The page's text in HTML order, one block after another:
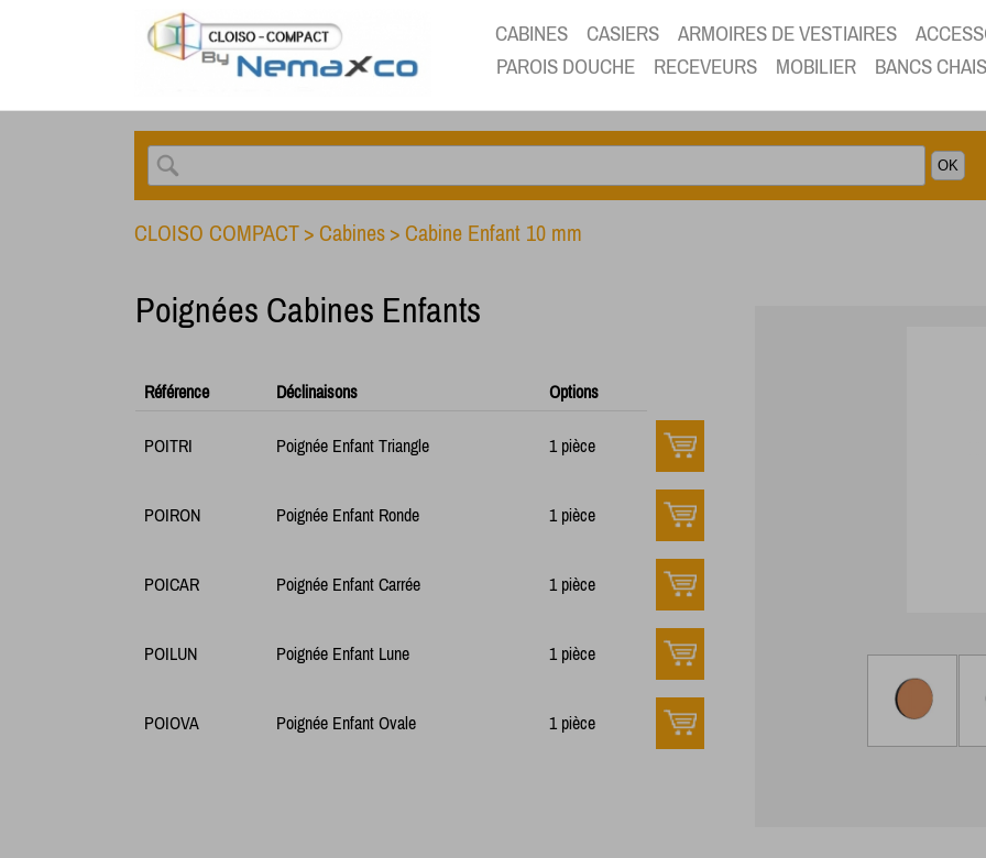
CABINES CASIERS ARMOIRES DE VESTIAIRES
PAROIS DOUCHE
RECEVEURS MOBILIER BANCS
CLOISO COMPACT > Cabines > Cabine Enfant 10 mm
Poignées Cabines Enfants
Référence Déclinaisons Options
POITRI Poignée Enfant Triangle 1 pièce
POIRON Poignée Enfant Ronde 1 pièce
POICAR Poignée Enfant Carrée 1 pièce
POILUN Poignée Enfant Lune 1 pièce
POIOVA Poignée Enfant Ovale 1 pièce